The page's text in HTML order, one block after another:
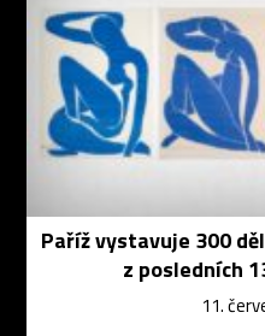
Paříž vystavuje 300
z posledních
11.